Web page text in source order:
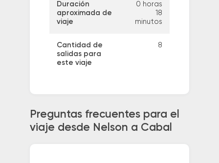
Duración
aproximada de
viaje
0 horas
18
minutos
Cantidad de
salidas para
este viaje
8
Preguntas frecuentes para el
viaje desde Nelson a Cabal